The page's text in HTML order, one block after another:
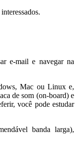
e-mail e navegar na
Mac ou Linux e,
de som (on-board) e
você pode estudar
banda larga),